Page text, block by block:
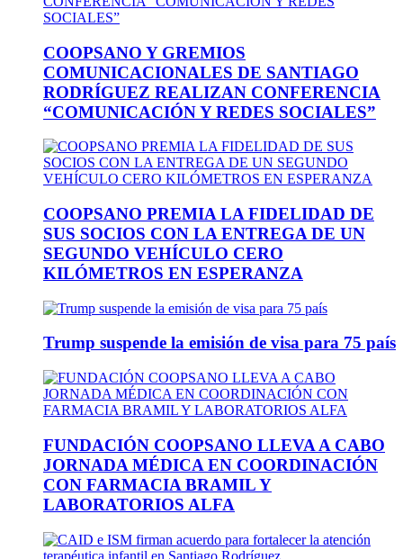
COOPSANO Y GREMIOS
COMUNICACIONALES DE SANTIAGO
RODRÍGUEZ REALIZAN CONFERENCIA
“COMUNICACIÓN Y REDES SOCIALES”
COOPSANO PREMIA LA FIDELIDAD DE
SUS SOCIOS CON LA ENTREGA DE UN
SEGUNDO VEHÍCULO CERO
KILÓMETROS EN ESPERANZA
Trump suspende la emisión de visa para 75 país
FUNDACIÓN COOPSANO LLEVA A CABO
JORNADA MÉDICA EN COORDINACIÓN
CON FARMACIA BRAMIL Y
LABORATORIOS ALFA